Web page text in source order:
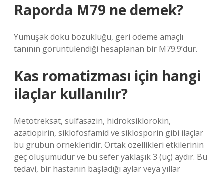
Raporda M79 ne demek?
Yumuşak doku bozukluğu, geri ödeme amaçlı
tanının görüntülendiği hesaplanan bir M79.9’dur.
Kas romatizması için hangi
ilaçlar kullanılır?
Metotreksat, sülfasazin, hidroksiklorokin,
azatiopirin, siklofosfamid ve siklosporin gibi ilaçlar
bu grubun örnekleridir. Ortak özellikleri etkilerinin
geç oluşumudur ve bu sefer yaklaşık 3 (üç) aydır. Bu
tedavi, bir hastanın başladığı aylar veya yıllar